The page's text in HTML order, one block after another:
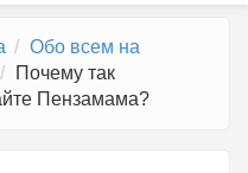
Обо всем на
Почему так
Пензамама?